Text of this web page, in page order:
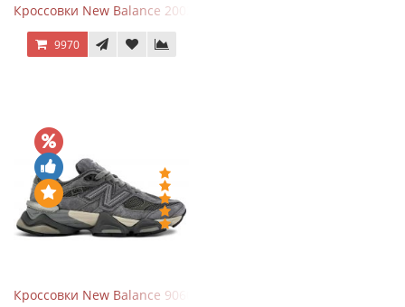
Кроссовки New Balance 2002R Protection Pack Grey
9970
Кроссовки New Balance 9060 x Joe Freshgoods Dark Grey